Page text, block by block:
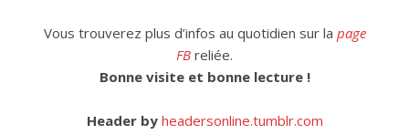
Vous trouverez plus d’infos au quotidien sur la page
FB reliée.
Bonne visite et bonne lecture !
Header by headersonline.tumblr.com